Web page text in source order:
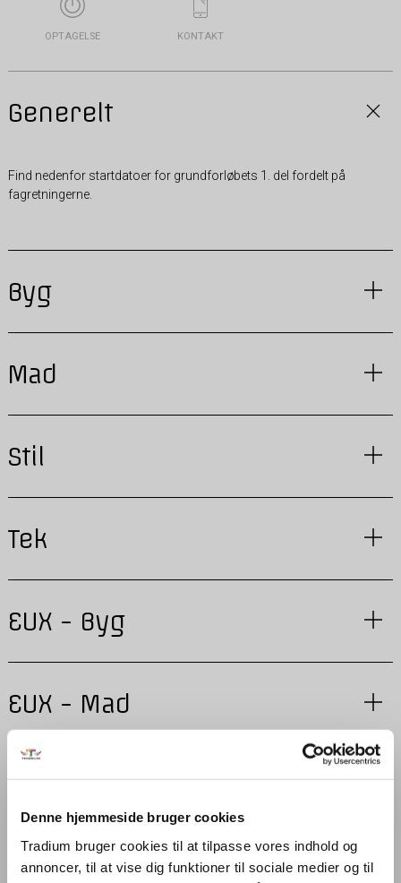
Denne hjemmeside bruger cookies
Tradium bruger cookies til at tilpasse vores indhold og
annoncer, til at vise dig funktioner til sociale medier og til
OPTAGELSE KONTAKT
Generelt
Find nedenfor startdatoer for grundforløbets 1. del fordelt på
fagretningerne.
Byg
Mad
Stil
Tek
EUX - Byg
EUX - Mad
EUX - Tek
Business to Business